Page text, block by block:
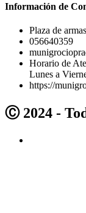
Información de
Plaza de
056640359
Horario de
Lunes a
https://
Ⓒ 2024 -